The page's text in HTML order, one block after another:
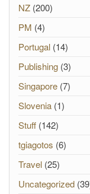
NZ (200)
PM (4)
Portugal (14)
Publishing (3)
Singapore (7)
Slovenia (1)
Stuff (142)
tgiagotos (6)
Travel (25)
Uncategorized